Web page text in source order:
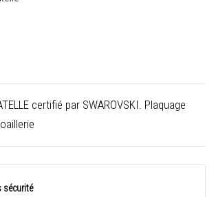
certifié par SWAROVSKI. Plaquage
sécurité